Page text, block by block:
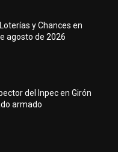
y Chances en
agosto de 2026
del Inpec en Girón
armado